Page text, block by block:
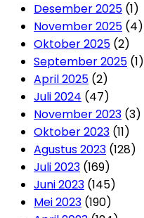
Desember 2025 (1)
November 2025 (4)
Oktober 2025 (2)
September 2025 (1)
April 2025 (2)
Juli 2024 (47)
November 2023 (3)
Oktober 2023 (11)
Agustus 2023 (128)
Juli 2023 (169)
Juni 2023 (145)
Mei 2023 (190)